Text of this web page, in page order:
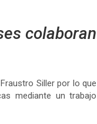
colaboran
Siller por lo que
mediante un trabajo